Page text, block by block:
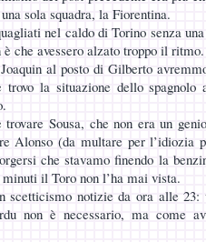
sola squadra, la Fiorentina.
nel caldo di Torino senza
è che avessero alzato troppo il ritmo.
al posto di Gilberto
la situazione dello spagnolo
Sousa, che non era un
Alonso (da multare per l’idiozia
che stavamo finendo la
minuti il Toro non l’ha mai vista.
scetticismo notizie da ora alle 23:
non è necessario, ma come